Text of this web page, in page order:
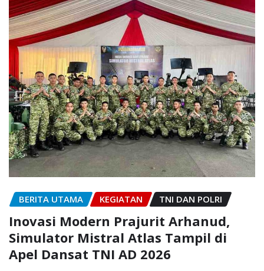
BERITA UTAMA KEGIATAN TNI DAN POLRI
Inovasi Modern Prajurit Arhanud,
Simulator Mistral Atlas Tampil di
Apel Dansat TNI AD 2026